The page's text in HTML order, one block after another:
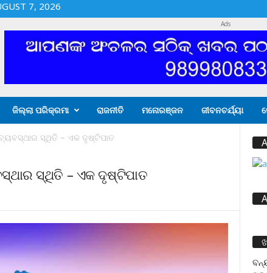
7, 2026
Ads
ଜିଲ୍ଲା ପରିକ୍ରମା ରାଜନୀତି ମନୋରଞ୍ଜନ ଜୀବନଚର୍ଯ୍ୟା
ସ୍ଥିତି – ଏକ ଦୃଷ୍ଟିପାତ
ସ୍ଥିତି – ଏକ ଦୃଷ୍ଟିପାତ